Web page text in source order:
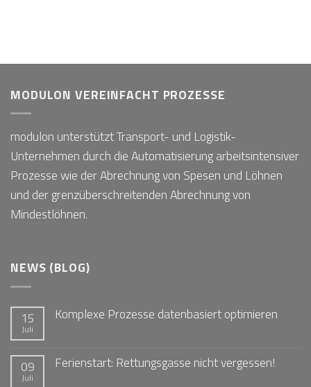
MODULON VEREINFACHT PROZESSE
modulon unterstützt Transport- und Logistik-
Unternehmen durch die Automatisierung arbeitsintensiver
Prozesse wie der Abrechnung von Spesen und Löhnen
und der grenzüberschreitenden Abrechnung von
Mindestlöhnen.
NEWS (BLOG)
15
Juli
Komplexe Prozesse datenbasiert optimieren
09
Juli
Ferienstart: Rettungsgasse nicht vergessen!